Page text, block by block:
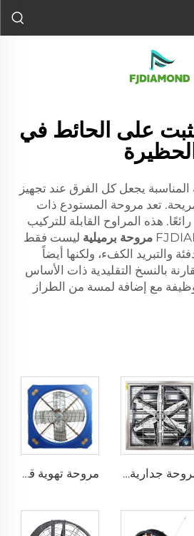
على الحائط في
الحظيرة
يجعل كل الفرق عند تجهيز
تعد مروحة المستودع ذات
هذه المراوح القابلة للتركيب
مروحة برميلية ليست فقط
والتبريد الكفء، ولكنها أيضاً
بالنسخ التقليدية ذات الأساس
مع إضافة لمسة من الطراز
مروحة جدارية صناعية مقاس 1530 مم للحظائر المغلفة بالزنك والمصنوعة من الفولاذ المقاوم للصدأ مروحة تهوية قطرها 1.2 متر لمزرعة الأبقار مروحة استنزاف خضراء لمزرعة الأبقار مروحة استنزاف الحليب